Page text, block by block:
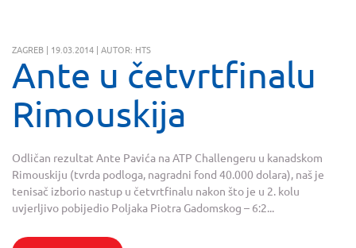
ZAGREB | 19.03.2014 | AUTOR: HTS
Ante u četvrtfinalu
Rimouskija
Odličan rezultat Ante Pavića na ATP Challengeru u kanadskom
Rimouskiju (tvrda podloga, nagradni fond 40.000 dolara), naš je
tenisač izborio nastup u četvrtfinalu nakon što je u 2. kolu
uvjerljivo pobijedio Poljaka Piotra Gadomskog – 6:2...